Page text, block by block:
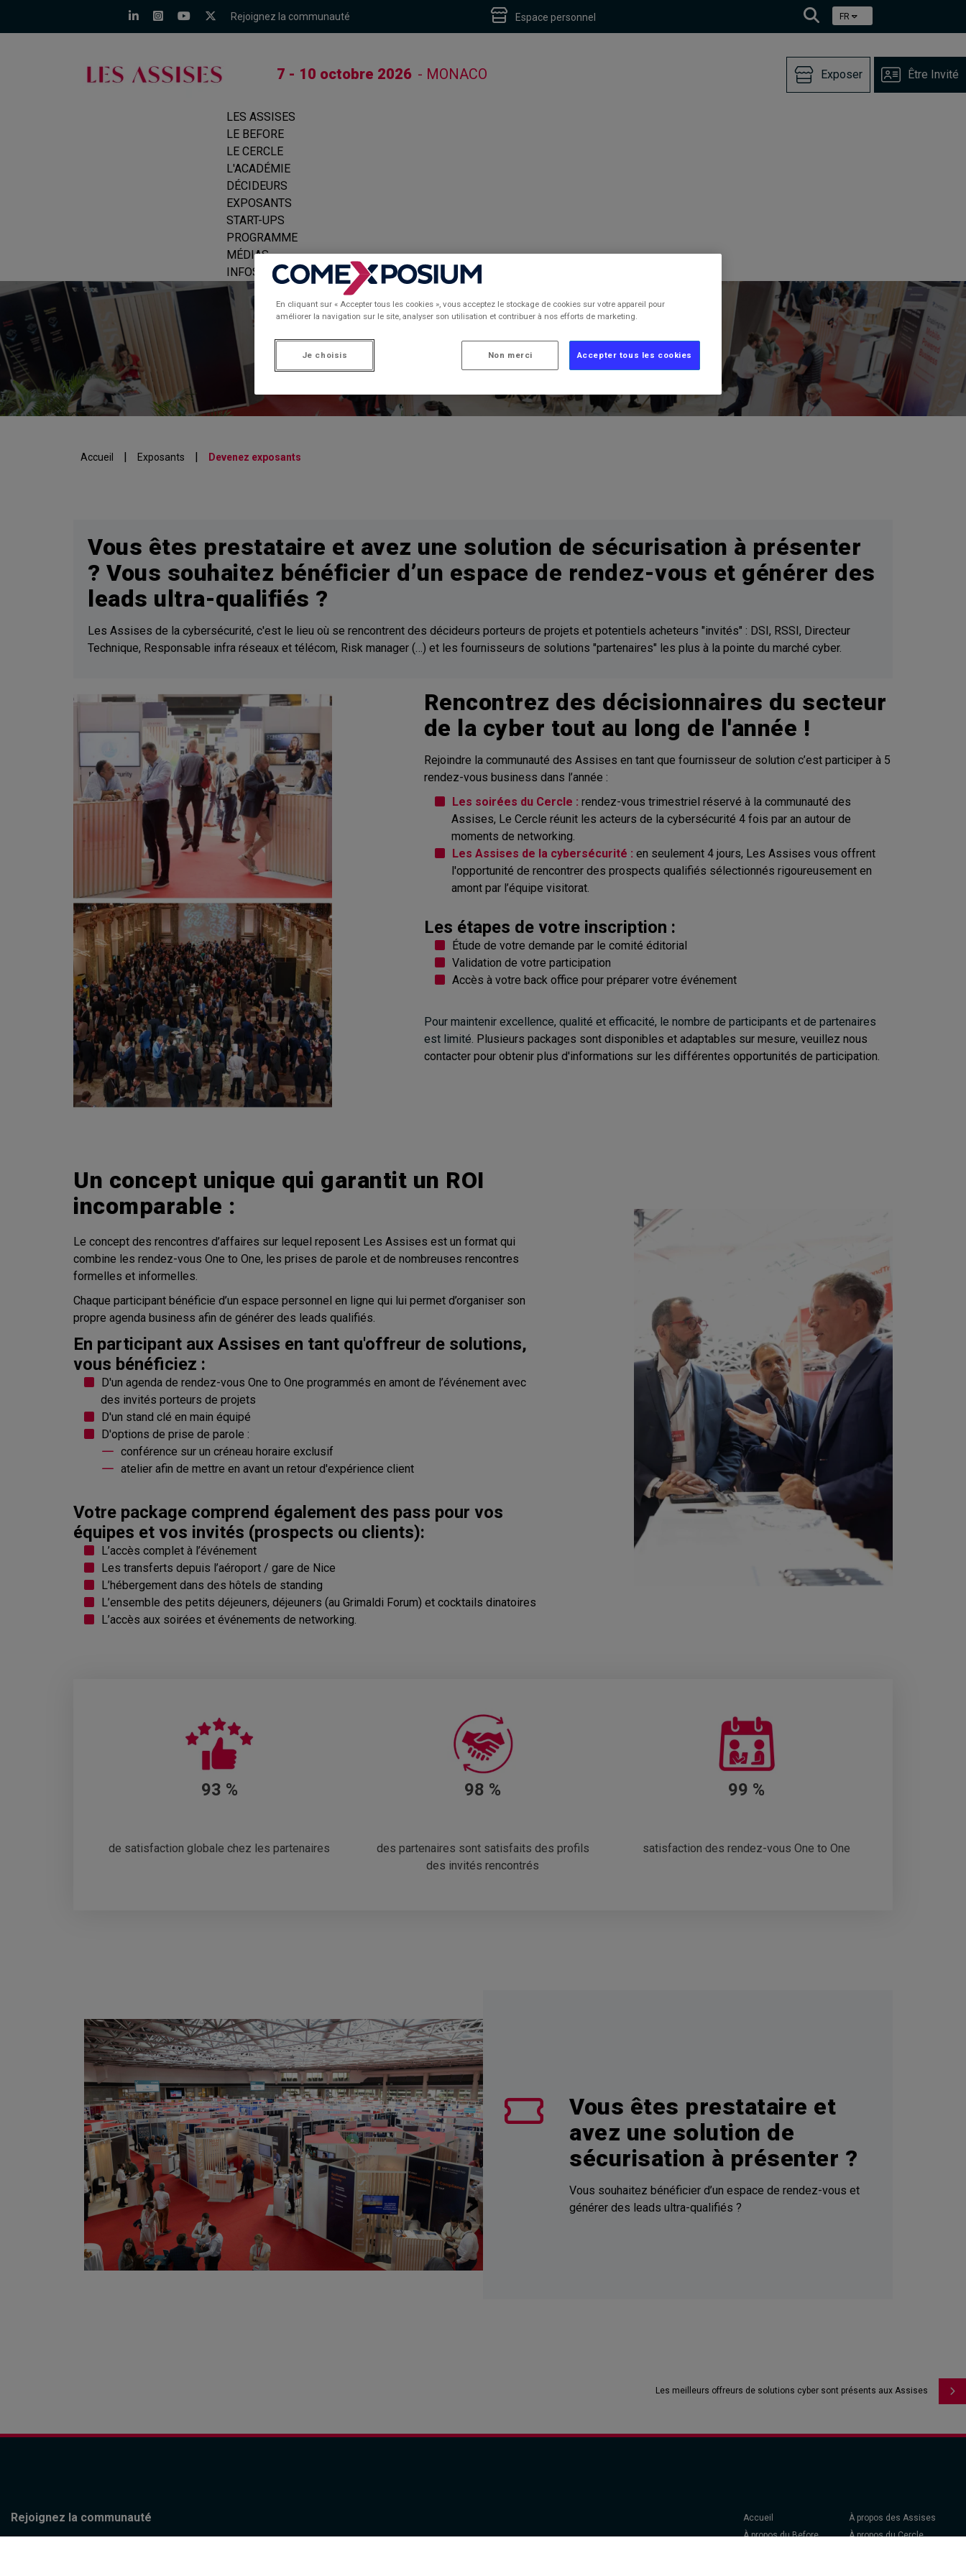
Rejoignez la communauté Espace personnel FR
7 - 10 octobre 2026 - MONACO Exposer Être Invité
LES ASSISES
LE BEFORE
LE CERCLE
L'ACADÉMIE
DÉCIDEURS
EXPOSANTS
START-UPS
PROGRAMME
MÉDIAS
INFOS PRATIQUES
Exposez – Devenez partenaire
Accueil | Exposants | Devenez exposants
Vous êtes prestataire et avez une solution de sécurisation à présenter
? Vous souhaitez bénéficier d’un espace de rendez-vous et générer des
leads ultra-qualifiés ?
Les Assises de la cybersécurité, c'est le lieu où se rencontrent des décideurs porteurs de projets et potentiels acheteurs "invités" : DSI, RSSI, Directeur
Technique, Responsable infra réseaux et télécom, Risk manager (…) et les fournisseurs de solutions "partenaires" les plus à la pointe du marché cyber.
Rencontrez des décisionnaires du secteur
de la cyber tout au long de l'année !
Rejoindre la communauté des Assises en tant que fournisseur de solution c’est participer à 5
rendez-vous business dans l’année :
Les soirées du Cercle : rendez-vous trimestriel réservé à la communauté des
Assises, Le Cercle réunit les acteurs de la cybersécurité 4 fois par an autour de
moments de networking.
Les Assises de la cybersécurité : en seulement 4 jours, Les Assises vous offrent
l'opportunité de rencontrer des prospects qualifiés sélectionnés rigoureusement en
amont par l’équipe visitorat.
Les étapes de votre inscription :
Étude de votre demande par le comité éditorial
Validation de votre participation
Accès à votre back office pour préparer votre événement
Pour maintenir excellence, qualité et efficacité, le nombre de participants et de partenaires
est limité. Plusieurs packages sont disponibles et adaptables sur mesure, veuillez nous
contacter pour obtenir plus d'informations sur les différentes opportunités de participation.
Un concept unique qui garantit un ROI
incomparable :
Le concept des rencontres d’affaires sur lequel reposent Les Assises est un format qui
combine les rendez-vous One to One, les prises de parole et de nombreuses rencontres
formelles et informelles.
Chaque participant bénéficie d’un espace personnel en ligne qui lui permet d’organiser son
propre agenda business afin de générer des leads qualifiés.
En participant aux Assises en tant qu'offreur de solutions,
vous bénéficiez :
D'un agenda de rendez-vous One to One programmés en amont de l’événement avec
des invités porteurs de projets
D'un stand clé en main équipé
D'options de prise de parole :
conférence sur un créneau horaire exclusif
atelier afin de mettre en avant un retour d'expérience client
Votre package comprend également des pass pour vos
équipes et vos invités (prospects ou clients):
L’accès complet à l’événement
Les transferts depuis l’aéroport / gare de Nice
L’hébergement dans des hôtels de standing
L’ensemble des petits déjeuners, déjeuners (au Grimaldi Forum) et cocktails dinatoires
L’accès aux soirées et événements de networking.
93 %
de satisfaction globale chez les partenaires
98 %
des partenaires sont satisfaits des profils
des invités rencontrés
99 %
satisfaction des rendez-vous One to One
Vous êtes prestataire et
avez une solution de
sécurisation à présenter ?
Vous souhaitez bénéficier d’un espace de rendez-vous et
générer des leads ultra-qualifiés ?
Les meilleurs offreurs de solutions cyber sont présents aux Assises
Rejoignez la communauté Accueil
À propos des Assises
À propos du Before
À propos du Cercle
En cliquant sur « Accepter tous les cookies », vous acceptez le stockage de cookies sur votre appareil pour
améliorer la navigation sur le site, analyser son utilisation et contribuer à nos efforts de marketing.
Je choisis Non merci Accepter tous les cookies